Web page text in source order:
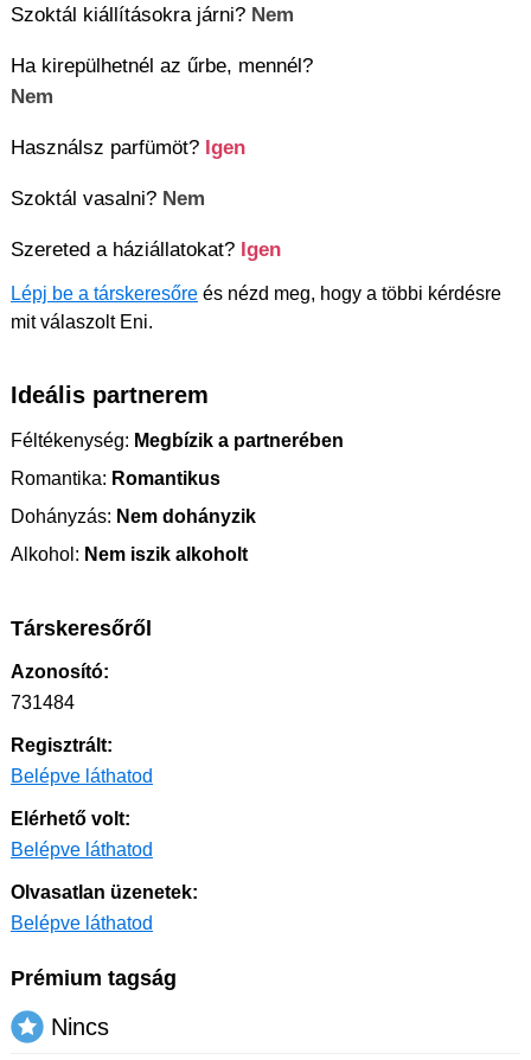
Szoktál kiállításokra járni? Nem
Ha kirepülhetnél az űrbe, mennél?
Nem
Használsz parfümöt? Igen
Szoktál vasalni? Nem
Szereted a háziállatokat? Igen
Lépj be a társkeresőre és nézd meg, hogy a többi kérdésre
mit válaszolt Eni.
Ideális partnerem
Féltékenység: Megbízik a partnerében
Romantika: Romantikus
Dohányzás: Nem dohányzik
Alkohol: Nem iszik alkoholt
Társkeresőről
Azonosító:
731484
Regisztrált:
Belépve láthatod
Elérhető volt:
Belépve láthatod
Olvasatlan üzenetek:
Belépve láthatod
Prémium tagság
Nincs